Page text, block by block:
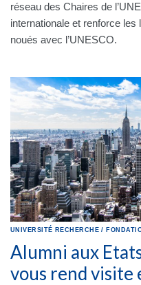
réseau des Chaires de
internationale et renforce
noués avec l’UNESCO.
UNIVERSITÉ RECHERCHE /
Alumni aux
vous rend visite